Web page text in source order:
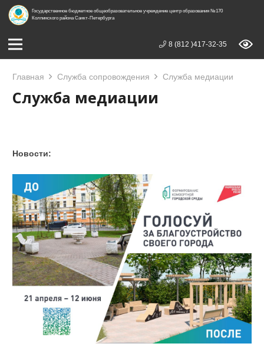
Государственное бюджетное общеобразовательное учреждение центр образования №170
Колпинского района Санкт-Петербурга
8 (812 )417-32-35
Главная Служба сопровождения Служба медиации
Служба медиации
Новости: